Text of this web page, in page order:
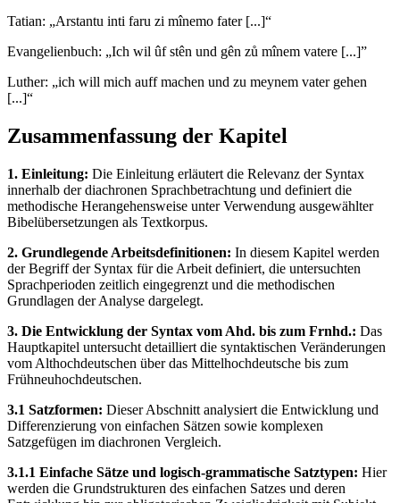
Tatian: „Arstantu inti faru zi mînemo fater [...]“
Evangelienbuch: „Ich wil ûf stên und gên zů mînem vatere [...]”
Luther: „ich will mich auff machen und zu meynem vater gehen
[...]“
Zusammenfassung der Kapitel
1. Einleitung: Die Einleitung erläutert die Relevanz der Syntax
innerhalb der diachronen Sprachbetrachtung und definiert die
methodische Herangehensweise unter Verwendung ausgewählter
Bibelübersetzungen als Textkorpus.
2. Grundlegende Arbeitsdefinitionen: In diesem Kapitel werden
der Begriff der Syntax für die Arbeit definiert, die untersuchten
Sprachperioden zeitlich eingegrenzt und die methodischen
Grundlagen der Analyse dargelegt.
3. Die Entwicklung der Syntax vom Ahd. bis zum Frnhd.: Das
Hauptkapitel untersucht detailliert die syntaktischen Veränderungen
vom Althochdeutschen über das Mittelhochdeutsche bis zum
Frühneuhochdeutschen.
3.1 Satzformen: Dieser Abschnitt analysiert die Entwicklung und
Differenzierung von einfachen Sätzen sowie komplexen
Satzgefügen im diachronen Vergleich.
3.1.1 Einfache Sätze und logisch-grammatische Satztypen: Hier
werden die Grundstrukturen des einfachen Satzes und deren